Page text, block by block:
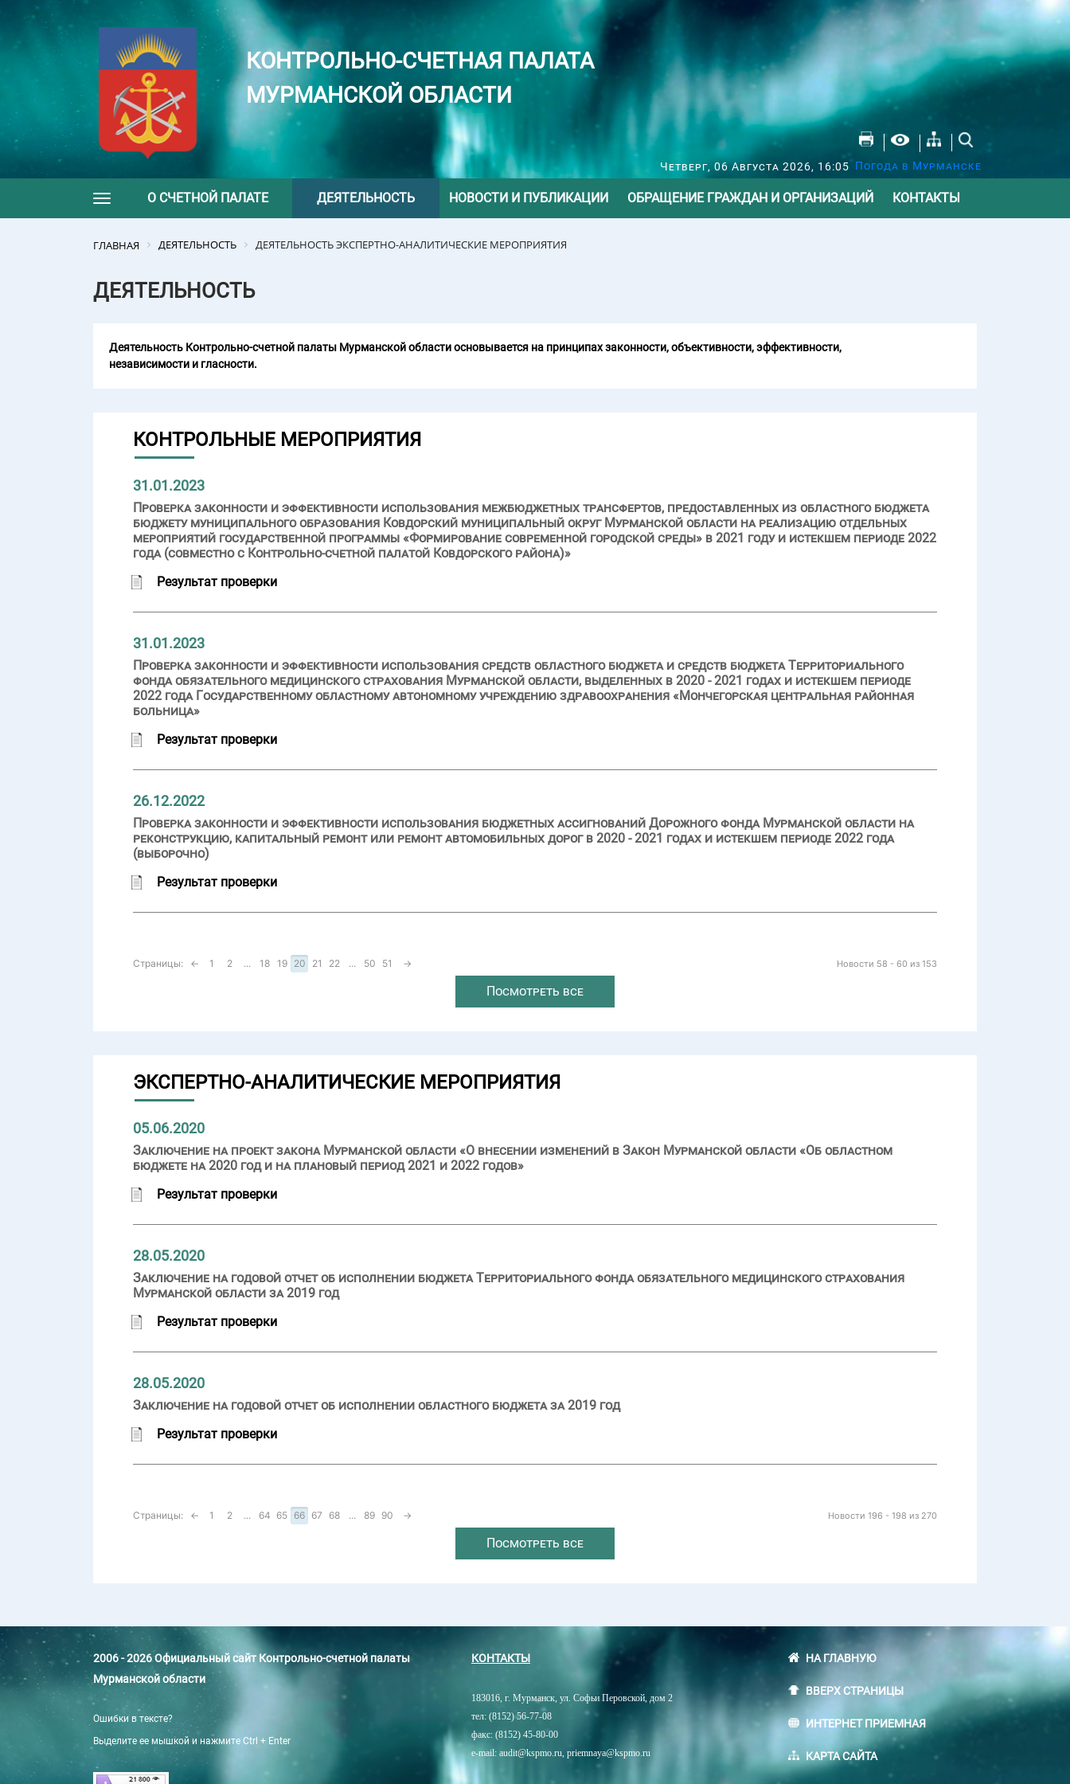
КОНТРОЛЬНО-СЧЕТНАЯ ПАЛАТА
МУРМАНСКОЙ ОБЛАСТИ
Четверг, 06 Августа 2026, 16:05 Погода в Мурманске
Toggle navigation
О СЧЕТНОЙ ПАЛАТЕ ДЕЯТЕЛЬНОСТЬ НОВОСТИ И ПУБЛИКАЦИИ ОБРАЩЕНИЕ ГРАЖДАН И ОРГАНИЗАЦИЙ КОНТАКТЫ
ГЛАВНАЯ ДЕЯТЕЛЬНОСТЬ ДЕЯТЕЛЬНОСТЬ ЭКСПЕРТНО-АНАЛИТИЧЕСКИЕ МЕРОПРИЯТИЯ
ДЕЯТЕЛЬНОСТЬ
Деятельность Контрольно-счетной палаты Мурманской области основывается на принципах законности, объективности, эффективности,
независимости и гласности.
КОНТРОЛЬНЫЕ МЕРОПРИЯТИЯ
31.01.2023
Проверка законности и эффективности использования межбюджетных трансфертов, предоставленных из областного бюджета
бюджету муниципального образования Ковдорский муниципальный округ Мурманской области на реализацию отдельных
мероприятий государственной программы «Формирование современной городской среды» в 2021 году и истекшем периоде 2022
года (совместно с Контрольно-счетной палатой Ковдорского района)»
Результат проверки
31.01.2023
Проверка законности и эффективности использования средств областного бюджета и средств бюджета Территориального
фонда обязательного медицинского страхования Мурманской области, выделенных в 2020 - 2021 годах и истекшем периоде
2022 года Государственному областному автономному учреждению здравоохранения «Мончегорская центральная районная
больница»
Результат проверки
26.12.2022
Проверка законности и эффективности использования бюджетных ассигнований Дорожного фонда Мурманской области на
реконструкцию, капитальный ремонт или ремонт автомобильных дорог в 2020 - 2021 годах и истекшем периоде 2022 года
(выборочно)
Результат проверки
Новости 58 - 60 из 153
Страницы: ← 1 2 ... 18 19 20 21 22 ... 50 51 →
Посмотреть все
ЭКСПЕРТНО-АНАЛИТИЧЕСКИЕ МЕРОПРИЯТИЯ
05.06.2020
Заключение на проект закона Мурманской области «О внесении изменений в Закон Мурманской области «Об областном
бюджете на 2020 год и на плановый период 2021 и 2022 годов»
Результат проверки
28.05.2020
Заключение на годовой отчет об исполнении бюджета Территориального фонда обязательного медицинского страхования
Мурманской области за 2019 год
Результат проверки
28.05.2020
Заключение на годовой отчет об исполнении областного бюджета за 2019 год
Результат проверки
Новости 196 - 198 из 270
Страницы: ← 1 2 ... 64 65 66 67 68 ... 89 90 →
Посмотреть все
2006 - 2026 Официальный сайт Контрольно-счетной палаты
Мурманской области
Ошибки в тексте?
Выделите ее мышкой и нажмите Ctrl + Enter
КОНТАКТЫ
183016, г. Мурманск, ул. Софьи Перовской, дом 2
тел: (8152) 56-77-08
факс: (8152) 45-80-00
e-mail: audit@kspmo.ru, priemnaya@kspmo.ru
НА ГЛАВНУЮ
ВВЕРХ СТРАНИЦЫ
ИНТЕРНЕТ ПРИЕМНАЯ
КАРТА САЙТА